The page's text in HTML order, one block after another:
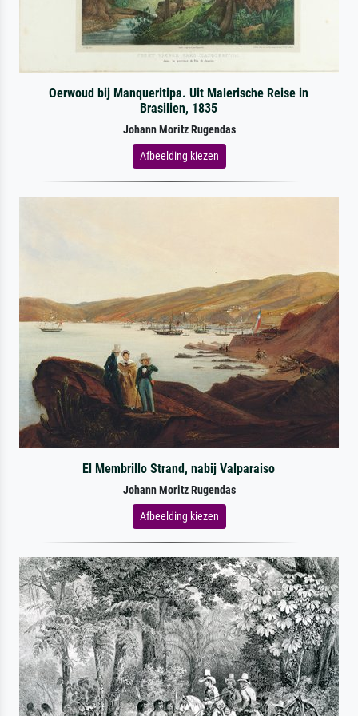
Oerwoud bij Manqueritipa. Uit Malerische Reise in
Brasilien, 1835
Johann Moritz Rugendas
Afbeelding kiezen
El Membrillo Strand, nabij Valparaiso
Johann Moritz Rugendas
Afbeelding kiezen